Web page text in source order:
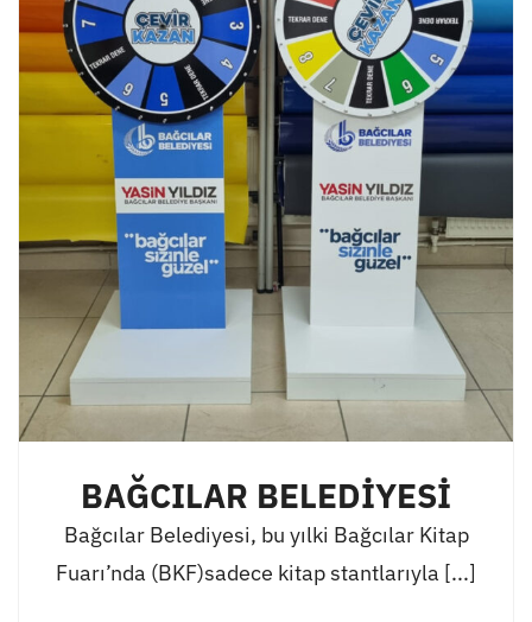
BAĞCILAR BELEDİYESİ
Bağcılar Belediyesi, bu yılki Bağcılar Kitap
Fuarı’nda (BKF)sadece kitap stantlarıyla [...]